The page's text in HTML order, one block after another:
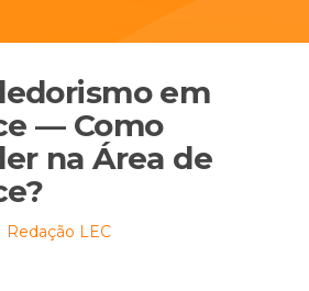
em
— Como
na Área de
Redação LEC